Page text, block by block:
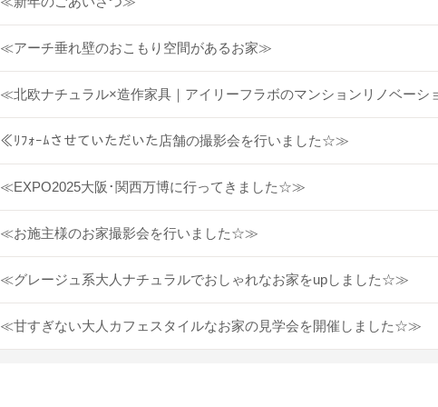
≪アーチ垂れ壁のおこもり空間があるお家≫
≪北欧ナチュラル×造作家具｜アイリーフラボのマンションリノベー
≪ﾘﾌｫｰﾑさせていただいた店舗の撮影会を行いました☆≫
≪EXPO2025大阪･関西万博に行ってきました☆≫
≪お施主様のお家撮影会を行いました☆≫
≪グレージュ系大人ナチュラルでおしゃれなお家をupしました☆≫
≪甘すぎない大人カフェスタイルなお家の見学会を開催しました☆≫